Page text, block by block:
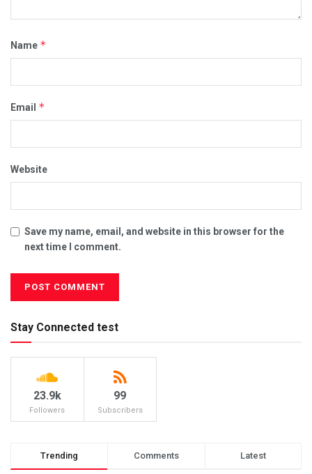
Name *
Email *
Website
Save my name, email, and website in this browser for the
next time I comment.
Stay Connected test
23.9k
Followers
99
Subscribers
Trending Comments Latest